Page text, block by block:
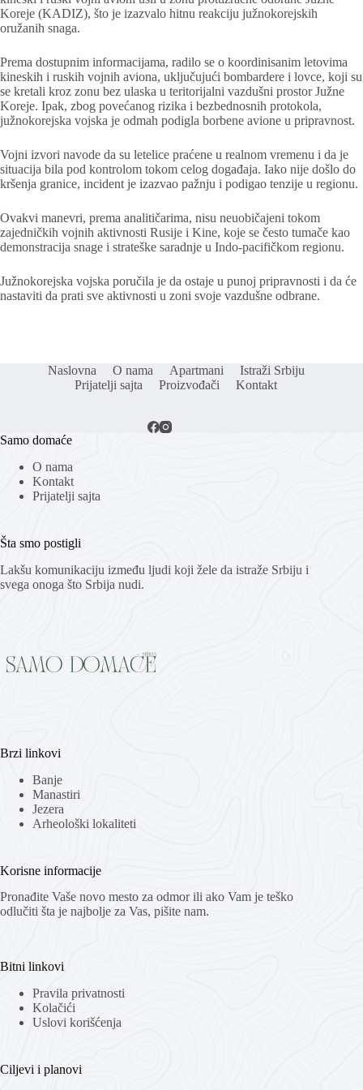
Koreje (KADIZ), što je izazvalo hitnu reakciju južnokorejskih
oružanih snaga.
Prema dostupnim informacijama, radilo se o koordinisanim letovima
kineskih i ruskih vojnih aviona, uključujući bombardere i lovce, koji su
se kretali kroz zonu bez ulaska u teritorijalni vazdušni prostor Južne
Koreje. Ipak, zbog povećanog rizika i bezbednosnih protokola,
južnokorejska vojska je odmah podigla borbene avione u pripravnost.
Vojni izvori navode da su letelice praćene u realnom vremenu i da je
situacija bila pod kontrolom tokom celog događaja. Iako nije došlo do
kršenja granice, incident je izazvao pažnju i podigao tenzije u regionu.
Ovakvi manevri, prema analitičarima, nisu neuobičajeni tokom
zajedničkih vojnih aktivnosti Rusije i Kine, koje se često tumače kao
demonstracija snage i strateške saradnje u Indo-pacifičkom regionu.
Južnokorejska vojska poručila je da ostaje u punoj pripravnosti i da će
nastaviti da prati sve aktivnosti u zoni svoje vazdušne odbrane.
Naslovna O nama Apartmani
Istraži Srbiju
Prijatelji sajta
Proizvođači Kontakt
Samo domaće
O nama
Kontakt
Prijatelji sajta
Šta smo postigli
Lakšu komunikaciju između ljudi koji žele da istraže Srbiju i
svega onoga što Srbija nudi.
Brzi linkovi
Banje
Manastiri
Jezera
Arheološki lokaliteti
Korisne informacije
Pronađite Vaše novo mesto za odmor ili ako Vam je teško
odlučiti šta je najbolje za Vas, pišite nam.
Bitni linkovi
Pravila privatnosti
Kolačići
Uslovi korišćenja
Ciljevi i planovi